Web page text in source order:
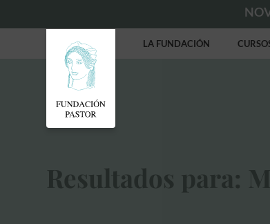
LA FUNDACIÓN
Resultados para: